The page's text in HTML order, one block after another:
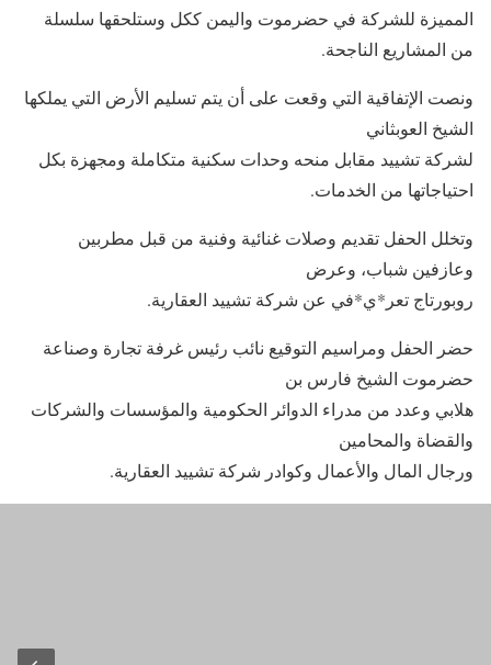
المميزة للشركة في حضرموت واليمن ككل وستلحقها سلسلة
من المشاريع الناجحة.
ونصت الإتفاقية التي وقعت على أن يتم تسليم الأرض التي يملكها
الشيخ العوبثاني
لشركة تشييد مقابل منحه وحدات سكنية متكاملة ومجهزة بكل
احتياجاتها من الخدمات.
وتخلل الحفل تقديم وصلات غنائية وفنية من قبل مطربين
وعازفين شباب، وعرض
روبورتاج تعر*ي*في عن شركة تشييد العقارية.
حضر الحفل ومراسيم التوقيع نائب رئيس غرفة تجارة وصناعة
حضرموت الشيخ فارس بن
هلابي وعدد من مدراء الدوائر الحكومية والمؤسسات والشركات
والقضاة والمحامين
ورجال المال والأعمال وكوادر شركة تشييد العقارية.